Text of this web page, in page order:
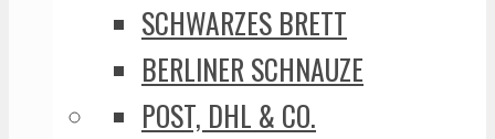
SCHWARZES BRETT
BERLINER SCHNAUZE
POST, DHL & CO.